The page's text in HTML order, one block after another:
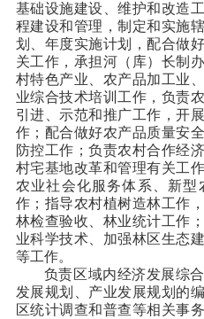
基础设施建设、维护和改造
程建设和管理，制定和实施
划、年度实施计划，配合做
关工作，承担河（库）长制
村特色产业、农产品加工业
业综合技术培训工作，负责
引进、示范和推广工作，开
作；配合做好农产品质量安
防控工作；负责农村合作经
村宅基地改革和管理有关工
农业社会化服务体系、新型
作；指导农村植树造林工作
林检查验收、林业统计工作
业科学技术、加强林区生态
等工作。
负责区域内经济发展综
发展规划、产业发展规划的
区统计调查和普查等相关事